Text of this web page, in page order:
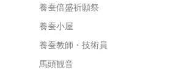
養蚕倍盛祈願祭
養蚕小屋
養蚕教師・技術員
馬頭観音